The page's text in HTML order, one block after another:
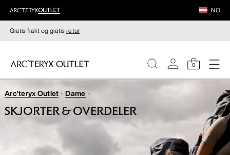
NO
Gratis frakt og gratisretur
0
DAMER
Arc'teryx Outlet Dame
SKJORTER & OVERDELER